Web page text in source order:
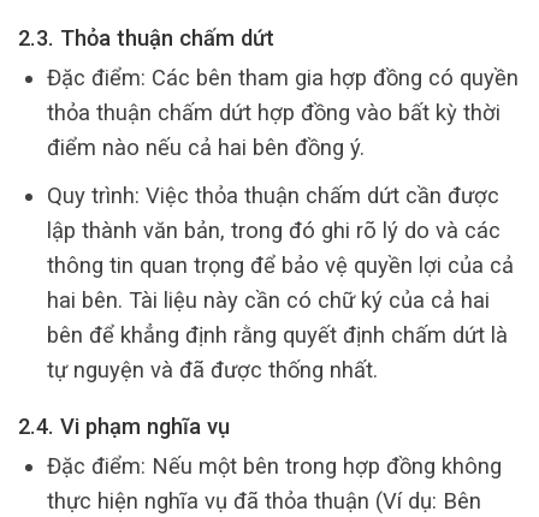
2.3. Thỏa thuận chấm dứt
Đặc điểm: Các bên tham gia hợp đồng có quyền
thỏa thuận chấm dứt hợp đồng vào bất kỳ thời
điểm nào nếu cả hai bên đồng ý.
Quy trình: Việc thỏa thuận chấm dứt cần được
lập thành văn bản, trong đó ghi rõ lý do và các
thông tin quan trọng để bảo vệ quyền lợi của cả
hai bên. Tài liệu này cần có chữ ký của cả hai
bên để khẳng định rằng quyết định chấm dứt là
tự nguyện và đã được thống nhất.
2.4. Vi phạm nghĩa vụ
Đặc điểm: Nếu một bên trong hợp đồng không
thực hiện nghĩa vụ đã thỏa thuận (Ví dụ: Bên